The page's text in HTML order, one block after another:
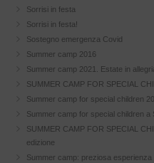
Sorrisi in festa
Sorrisi in festa!
Sostegno emergenza Covid
Summer camp 2016
Summer camp 2021. Estate in
SUMMER CAMP FOR SPECIAL
Summer camp for special children
Summer camp for special children a
SUMMER CAMP FOR SPECIAL
edizione
Summer camp: preziosa